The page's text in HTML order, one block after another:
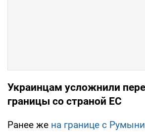
Украинцам усложнили
границы со страной ЕС
Ранее же на границе с